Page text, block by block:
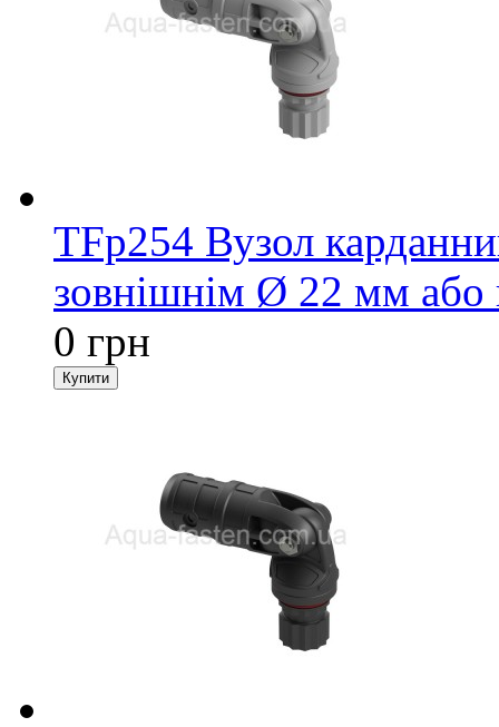
TFp254 Вузол
зовнішнім Ø 22 мм
0 грн